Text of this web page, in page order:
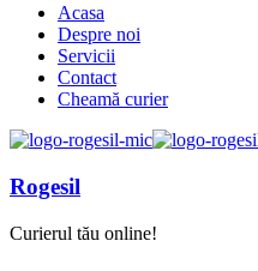
Acasa
Despre noi
Servicii
Contact
Cheamă curier
Rogesil
Curierul tău online!